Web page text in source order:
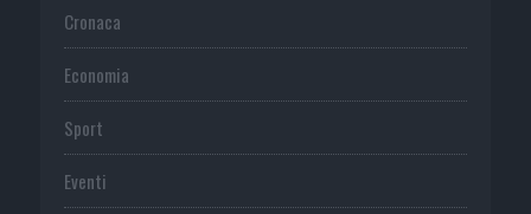
Cronaca
Economia
Sport
Eventi